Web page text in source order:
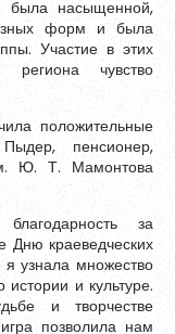
была насыщенной,
форм и была
Участие в этих
чувство
положительные
пенсионер,
Ю. Т. Мамонтова
за
Дню краеведческих
я узнала множество
и культуре.
и творчестве
позволила нам